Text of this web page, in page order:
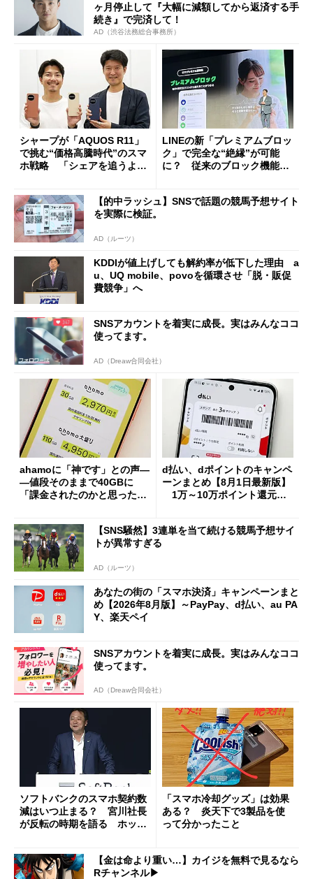
ヶ月停止して『大幅に減額してから返済する手
続き』で完済して！
AD（渋谷法務総合事務所）
シャープが「AQUOS R11」
で挑む“価格高騰時代”のスマ
ホ戦略 「シェアを追うより
LINEの新「プレミアムブロッ
ク」で完全な“絶縁”が可能
に？ 従来のブロック機能と
【的中ラッシュ】SNSで話題の競馬予想サイト
を実際に検証。
AD（ルーツ）
KDDIが値上げしても解約率が低下した理由 a
u、UQ mobile、povoを循環させ「脱・販促
費競争」へ
SNSアカウントを着実に成長。実はみんなココ
使ってます。
AD（Dreaw合同会社）
ahamoに「神です」との声―
―値段そのままで40GBに
「課金されたのかと思った」
d払い、dポイントのキャンペ
ーンまとめ【8月1日最新版】
1万～10万ポイント還元の
【SNS騒然】3連単を当て続ける競馬予想サイ
トが異常すぎる
AD（ルーツ）
あなたの街の「スマホ決済」キャンペーンまと
め【2026年8月版】～PayPay、d払い、au PA
Y、楽天ペイ
SNSアカウントを着実に成長。実はみんなココ
使ってます。
AD（Dreaw合同会社）
ソフトバンクのスマホ契約数
減はいつ止まる？ 宮川社長
が反転の時期を語る ホッピ
「スマホ冷却グッズ」は効果
ある？ 炎天下で3製品を使
って分かったこと
【金は命より重い…】カイジを無料で見るなら
Rチャンネル▶︎